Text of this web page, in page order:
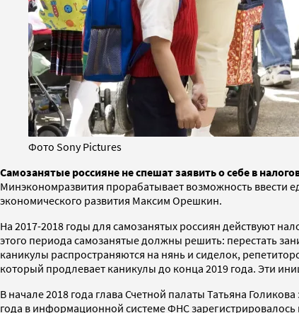
Фото Sony Pictures
Самозанятые россияне не спешат заявить о себе в
Минэкономразвития прорабатывает возможность ввести
экономического развития Максим Орешкин.
На 2017-2018 годы для самозанятых россиян действуют
этого периода самозанятые должны решить: перестать
каникулы распространяются на нянь и сиделок,
который продлевает каникулы до конца 2019 года. Эти
В начале 2018 года глава Счетной палаты Татьяна
года в информационной системе ФНС зарегистрировалось